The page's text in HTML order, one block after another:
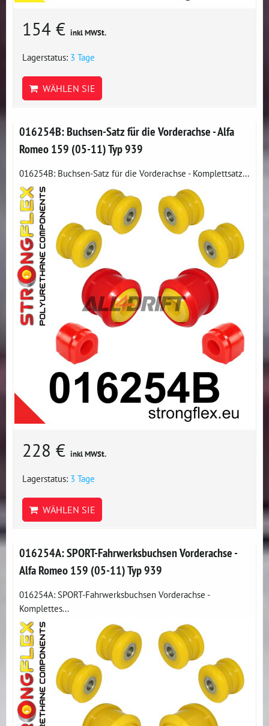
154 € inkl MWSt.
Lagerstatus: 3 Tage
WÄHLEN SIE
016254B: Buchsen-Satz für die Vorderachse - Alfa
Romeo 159 (05-11) Typ 939
016254B: Buchsen-Satz für die Vorderachse - Komplettsatz...
228 € inkl MWSt.
Lagerstatus: 3 Tage
WÄHLEN SIE
016254A: SPORT-Fahrwerksbuchsen Vorderachse -
Alfa Romeo 159 (05-11) Typ 939
016254A: SPORT-Fahrwerksbuchsen Vorderachse -
Komplettes...